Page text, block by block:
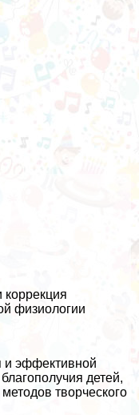
коррекция
физиологии
и эффективной
детей,
творческого